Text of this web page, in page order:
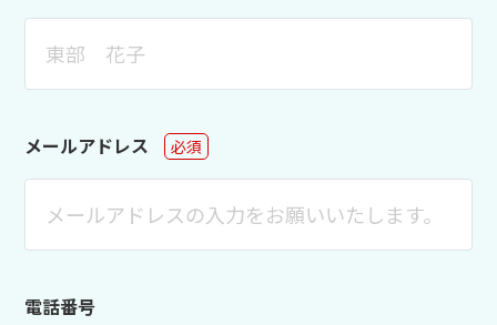
メールアドレス 必須
電話番号